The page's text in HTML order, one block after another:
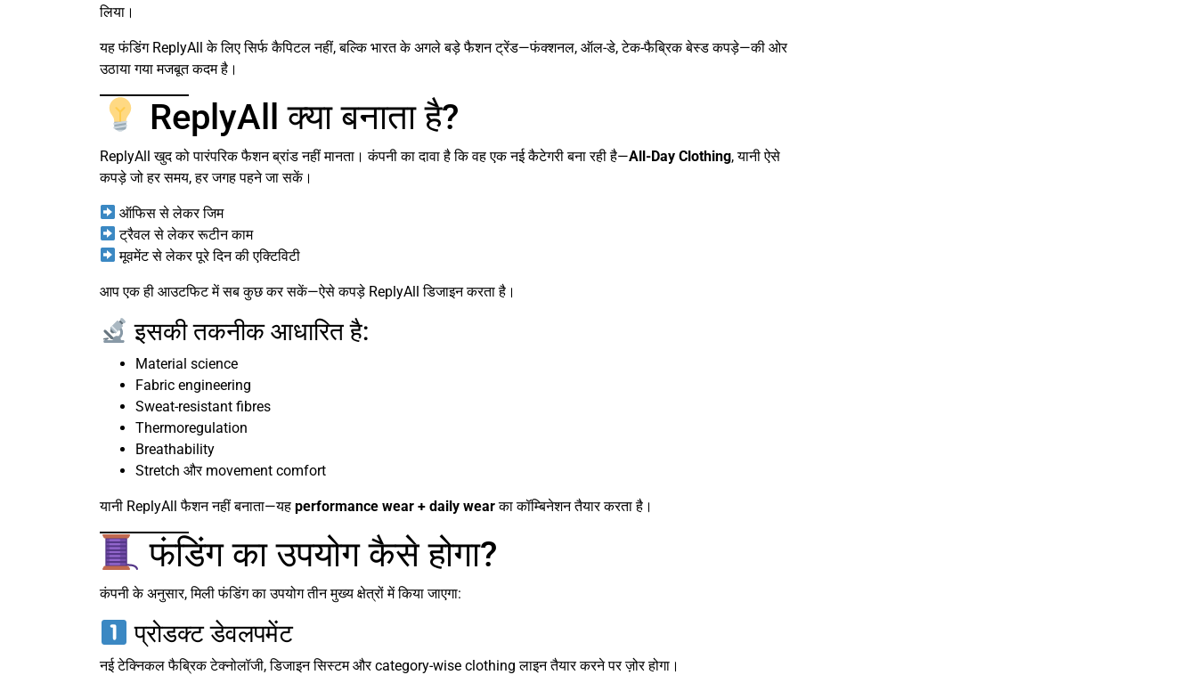
लिया।
यह फंडिंग ReplyAll के लिए सिर्फ कैपिटल नहीं, बल्कि भारत के अगले बड़े फैशन ट्रेंड—फंक्शनल, ऑल-डे, टेक-फैब्रिक बेस्ड कपड़े—की ओर
उठाया गया मजबूत कदम है।
ReplyAll क्या बनाता है?
ReplyAll खुद को पारंपरिक फैशन ब्रांड नहीं मानता। कंपनी का दावा है कि वह एक नई कैटेगरी बना रही है—All-Day Clothing, यानी ऐसे
कपड़े जो हर समय, हर जगह पहने जा सकें।
ऑफिस से लेकर जिम
ट्रैवल से लेकर रूटीन काम
मूवमेंट से लेकर पूरे दिन की एक्टिविटी
आप एक ही आउटफिट में सब कुछ कर सकें—ऐसे कपड़े ReplyAll डिजाइन करता है।
इसकी तकनीक आधारित है:
Material science
Fabric engineering
Sweat-resistant fibres
Thermoregulation
Breathability
Stretch और movement comfort
यानी ReplyAll फैशन नहीं बनाता—यह performance wear + daily wearका कॉम्बिनेशन तैयार करता है।
फंडिंग का उपयोग कैसे होगा?
कंपनी के अनुसार, मिली फंडिंग का उपयोग तीन मुख्य क्षेत्रों में किया जाएगा:
प्रोडक्ट डेवलपमेंट
नई टेक्निकल फैब्रिक टेक्नोलॉजी, डिजाइन सिस्टम और category-wise clothing लाइन तैयार करने पर ज़ोर होगा।